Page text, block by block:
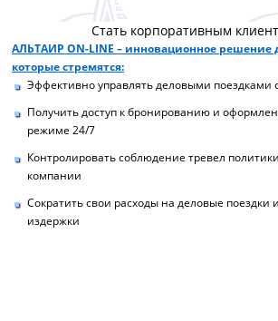
Стать корпоративным
АЛЬТАИР ON-LINE – инновационное решение
которые стремятся:
Эффективно управлять деловыми поездками
Получить доступ к бронированию и
режиме 24/7
Контролировать соблюдение тревел
компании
Сократить свои расходы на деловые поездки
издержки